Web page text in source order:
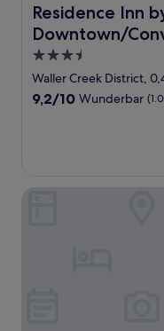
Residence Inn
Downtown/
Residence Inn by
3.5-
Sterne-
Unterkunft
Waller Creek District,
9.2
9,2/10 Wunderbar